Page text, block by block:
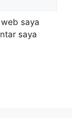
saya
saya